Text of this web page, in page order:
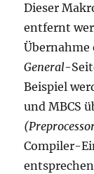
Dieser
entfernt
Übernahme
General-
Beispiel
und MBCS
Compiler-